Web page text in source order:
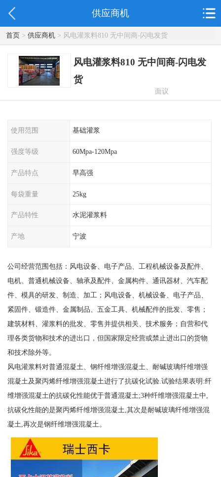
供应商机
首页> 供应商机> 风电灌浆料810 无中间商-闪电发货
风电灌浆料810 无中间商-闪电发
货
面议
使用范围 基础灌浆
强度等级 60Mpa-120Mpa
产品特点 早高强
每袋重量 25kg
产品特性 水泥灌浆料
产地 宁波
公司经营范围包括：风电设备、电子产品、工程机械设备及配件、
电机、普通机械设备、轴承及配件、金属构件、通讯器材、汽车配
件、模具的研发、制造、加工；风电设备、机械设备、电子产品、
紧固件、锻造件、金属制品、五金工具、机械配件的批发、零售；
建筑材料、灌浆料的批发、零售并提供相关、技术服务；自营和代
理各类货物和技术的进出口，但国家限定经营或禁止进出口的货物
和技术除外等。
风电灌浆料对普通混凝土、钢纤维增强混凝土、耐碱玻璃纤维增强
混凝土及聚丙烯纤维增强混凝土进行了抗碳化试验.试验结果表明:纤
维增强混凝土的抗碳化性能优于普通混凝土;3种纤维增强混凝土中,
抗碳化性能的是聚丙烯纤维增强混凝土,其次是耐碱玻璃纤维增强混
凝土,再次是钢纤维增强混凝土。